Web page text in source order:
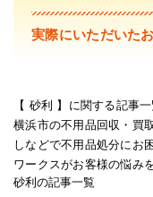
実際にいただいた
【 砂利 】に関する記事
横浜市の不用品回収・買
しなどで不用品処分にお
ワークスがお客様の悩み
砂利の記事一覧